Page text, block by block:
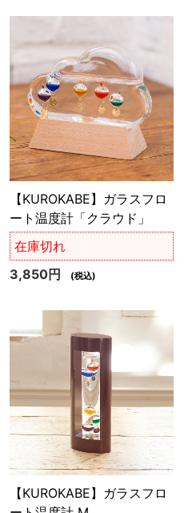
【KUROKABE】ガラスフロ
ート温度計「クラウド」
在庫切れ
3,850円
(税込)
【KUROKABE】ガラスフロ